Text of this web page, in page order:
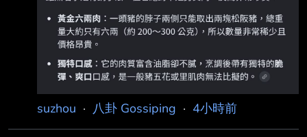
suzhou · 八卦 Gossiping · 4小時前